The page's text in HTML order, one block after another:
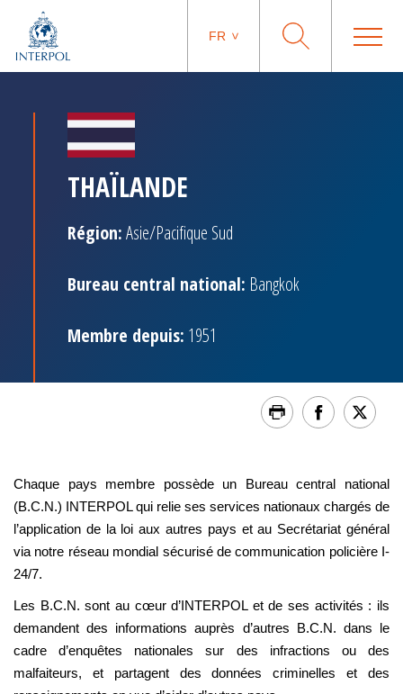
FR
THAÏLANDE
Région:Asie/Pacifique Sud
Bureau central national: Bangkok
Membre depuis: 1951
Chaque pays membre possède un Bureau central national
(B.C.N.) INTERPOL qui relie ses services nationaux chargés de
l’application de la loi aux autres pays et au Secrétariat général
via notre réseau mondial sécurisé de communication policière I-
24/7.
Les B.C.N. sont au cœur d’INTERPOL et de ses activités : ils
demandent des informations auprès d’autres B.C.N. dans le
cadre d’enquêtes nationales sur des infractions ou des
malfaiteurs, et partagent des données criminelles et des